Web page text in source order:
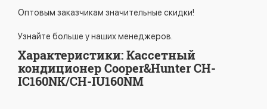
Оптовым заказчикам значительные скидки!
Узнайте больше у наших менеджеров.
Характеристики: Кассетный
кондиционер Cooper&Hunter CH-
IC160NK/CH-IU160NM